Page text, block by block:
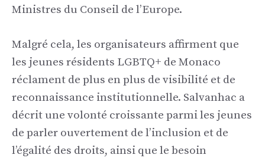
Ministres du Conseil de l’Europe.
Malgré cela, les organisateurs affirment que
les jeunes résidents LGBTQ+ de Monaco
réclament de plus en plus de visibilité et de
reconnaissance institutionnelle. Salvanhac a
décrit une volonté croissante parmi les jeunes
de parler ouvertement de l’inclusion et de
l’égalité des droits, ainsi que le besoin